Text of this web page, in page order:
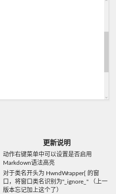
更新说明
动作右键菜单中可以设置是否启用
Markdown语法高亮
对于类名开头为 HwndWrapper[ 的窗
口，将窗口类名识别为"_ignore_" （上一
版本忘记加上这个了）